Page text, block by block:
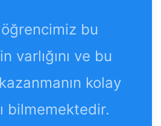
bu
varlığını ve bu
kolay
bilmemektedir.